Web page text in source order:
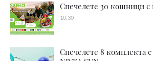
Спечелете 30 кошници с
10:30
Спечелете 8 комплекта